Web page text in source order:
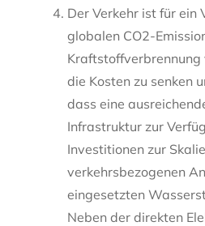
Der Verkehr ist für ein
globalen CO2-
die Kosten zu senken
dass eine
Infrastruktur zur
Investitionen zur
verkehrsbezogenen
eingesetzten
Neben der direkten